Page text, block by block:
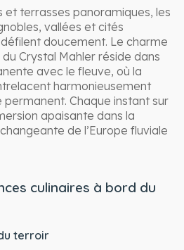
et terrasses panoramiques, les
vallées et cités
doucement. Le charme
Crystal Mahler réside dans
avec le fleuve, où la
harmonieusement
Chaque instant sur
apaisante dans la
de l’Europe fluviale
culinaires à bord du
terroir